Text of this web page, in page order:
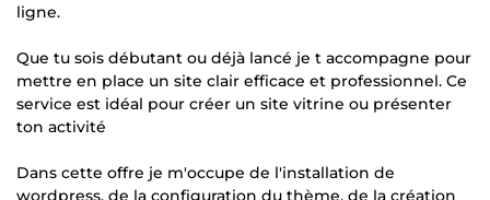
ligne.
Que tu sois débutant ou déjà lancé je t accompagne pour
mettre en place un site clair efficace et professionnel. Ce
service est idéal pour créer un site vitrine ou présenter
ton activité
Dans cette offre je m'occupe de l'installation de
wordpress, de la configuration du thème, de la création